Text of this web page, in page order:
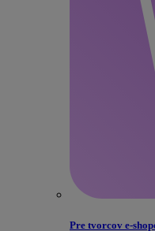
Pre tvorcov